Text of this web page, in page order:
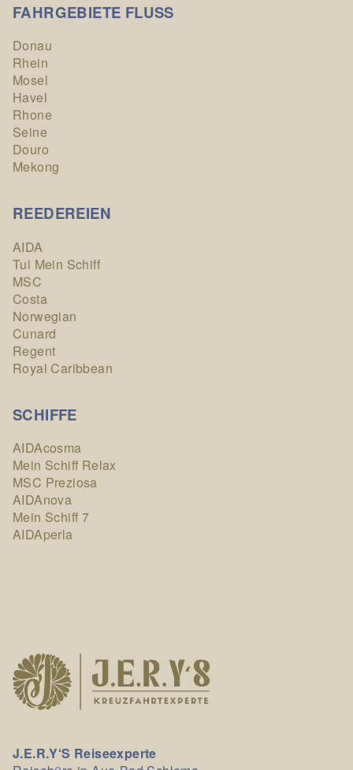
FAHRGEBIETE FLUSS
Donau
Rhein
Mosel
Havel
Rhone
Seine
Douro
Mekong
REEDEREIEN
AIDA
Tui Mein Schiff
MSC
Costa
Norwegian
Cunard
Regent
Royal Caribbean
SCHIFFE
AIDAcosma
Mein Schiff Relax
MSC Preziosa
AIDAnova
Mein Schiff 7
AIDAperla
J.E.R.Y‘S Reiseexperte